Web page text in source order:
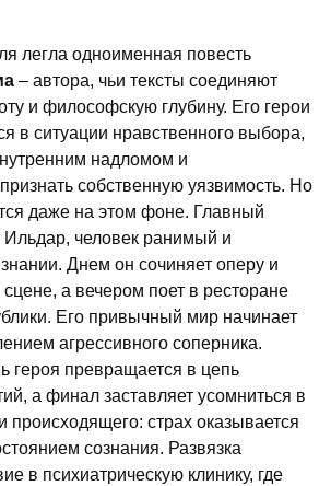
легла одноименная повесть
– автора, чьи тексты соединяют
и философскую глубину. Его герои
в ситуации нравственного выбора,
надломом и
собственную уязвимость. Но
даже на этом фоне. Главный
Ильдар, человек ранимый и
Днем он сочиняет оперу и
а вечером поет в ресторане
Его привычный мир начинает
агрессивного соперника.
героя превращается в цепь
а финал заставляет усомниться в
происходящего: страх оказывается
сознания. Развязка
в психиатрическую клинику, где